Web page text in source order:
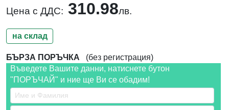
Цена с ДДС: 310.98лв.
на склад
БЪРЗА ПОРЪЧКА (без регистрация)
Въведете Вашите данни, натиснете бутон
"ПОРЪЧАЙ" и ние ще Ви се обадим!